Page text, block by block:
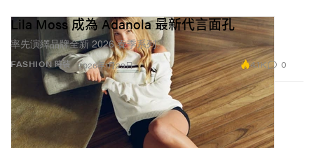
FASHION 時裝
Lila Moss 成為 Adanola 最新代言面孔
率先演繹品牌全新 2026 春季系列。
2026年1月29日 4.1K 0